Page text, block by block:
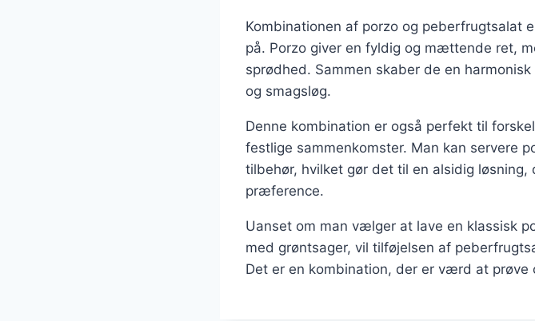
Kombinationen af porzo og peberfrugtsalat
på. Porzo giver en fyldig og mættende ret,
sprødhed. Sammen skaber de en
og smagsløg.
Denne kombination er også perfekt til
festlige sammenkomster. Man kan servere
tilbehør, hvilket gør det til en alsidig løsning,
præference.
Uanset om man vælger at lave en klassisk
med grøntsager, vil tilføjelsen af
Det er en kombination, der er værd at prøve